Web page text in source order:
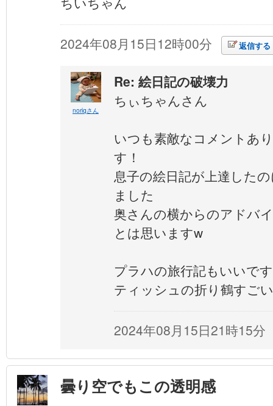
2024年08月15日12時00分 返信する
noriqさん
Re: 絵日記の破壊力
ちぃちゃんさん
いつも素敵なコメントあ
す！
息子の絵日記が上達した
ました
奥さんの横からのアドバ
とは思いますw
プラハの旅行記もいいで
ティッシュの折り鶴すご
2024年08月15日21時15分
曇り空でもこの透明感